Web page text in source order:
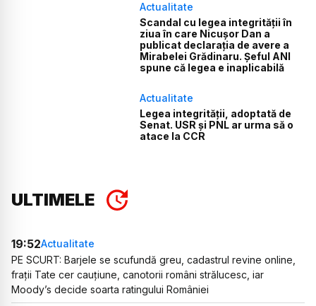
Actualitate
Scandal cu legea integrității în
ziua în care Nicușor Dan a
publicat declarația de avere a
Mirabelei Grădinaru. Șeful ANI
spune că legea e inaplicabilă
Actualitate
Legea integrității, adoptată de
Senat. USR și PNL ar urma să o
atace la CCR
ULTIMELE
19:52Actualitate
PE SCURT: Barjele se scufundă greu, cadastrul revine online,
frații Tate cer cauțiune, canotorii români strălucesc, iar
Moody’s decide soarta ratingului României